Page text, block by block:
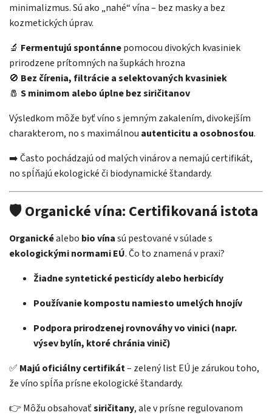
minimalizmus. Sú ako „nahé“ vína – bez masky a bez
kozmetických úprav.
🔬 Fermentujú spontánnepomocou divokých kvasiniek
prirodzene prítomných na šupkách hrozna
🚫 Bez čírenia, filtrácie a selektovaných kvasiniek
🧂 S minimom alebo úplne bez siričitanov
Výsledkom môže byť víno s jemným zakalením, divokejším
charakterom, no s maximálnou autenticitu a osobnosťou.
➡️ Často pochádzajú od malých vinárov a nemajú certifikát,
no spĺňajú ekologické či biodynamické štandardy.
🛡️ Organické vína: Certifikovaná istota
Organickéalebo bio vínasú pestované v súlade s
ekologickými normami EÚ. Čo to znamená v praxi?
Žiadne syntetické pesticídy alebo herbicídy
Používanie kompostu namiesto umelých hnojív
Podpora prirodzenej rovnováhy vo vinici (napr.
výsev bylín, ktoré chránia vinič)
✅ Majú oficiálny certifikát– zelený list EÚ je zárukou toho,
že víno spĺňa prísne ekologické štandardy.
👉 Môžu obsahovaťsiričitany, ale v prísne regulovanom